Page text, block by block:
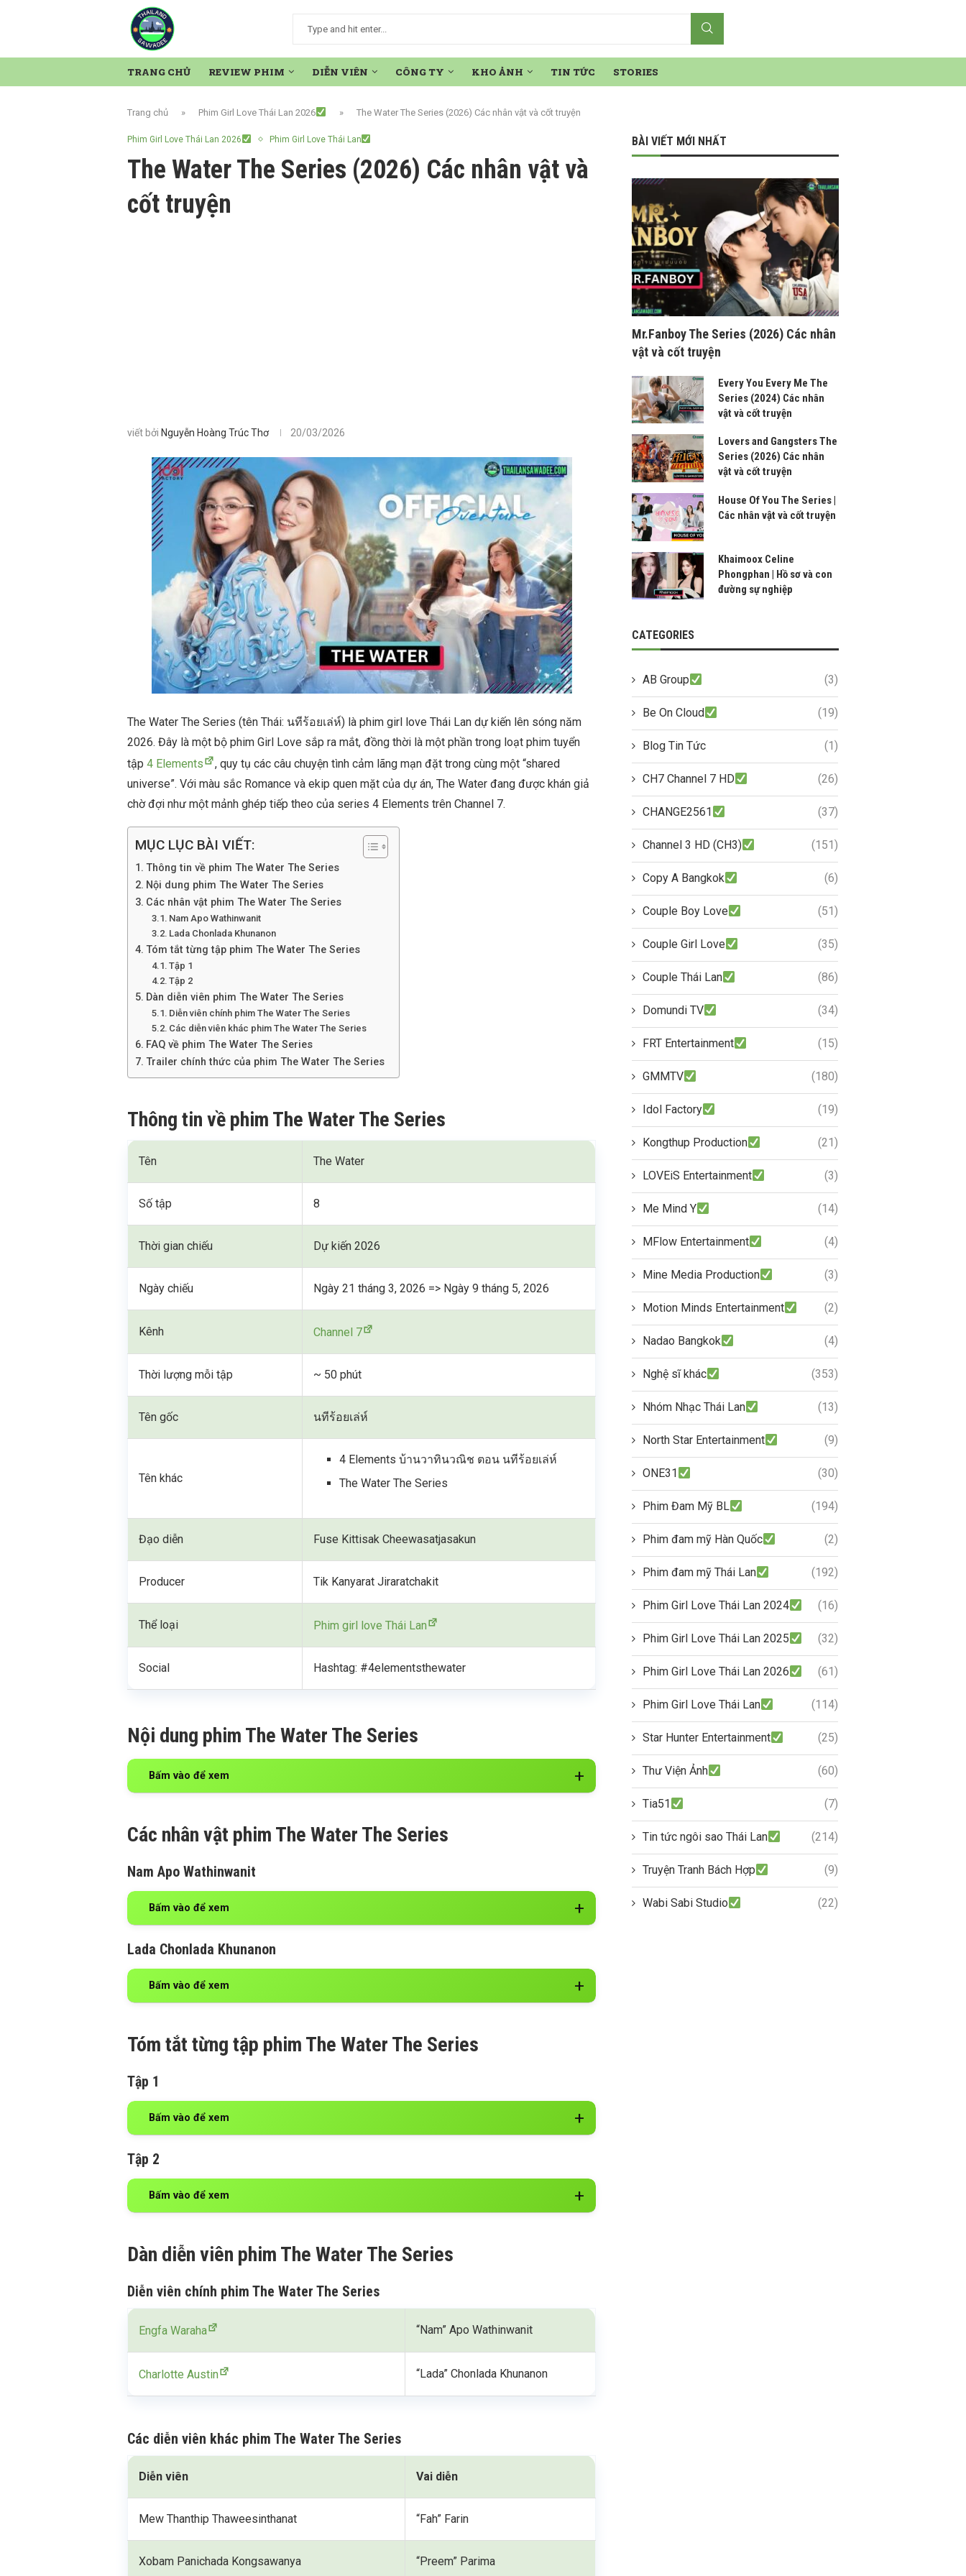
TRANG CHỦ REVIEW PHIM DIỄN VIÊN CÔNG TY KHO ẢNH TIN TỨC STORIES
Trang chủ » Phim Girl Love Thái Lan 2026 » The Water The Series (2026) Các nhân vật và cốt truyện
Phim Girl Love Thái Lan 2026 Phim Girl Love Thái Lan
The Water The Series (2026) Các nhân vật và
cốt truyện
viết bởi Nguyễn Hoàng Trúc Thơ 20/03/2026
The Water The Series (tên Thái: นทีร้อยเล่ห์) là phim girl love Thái Lan dự kiến lên sóng năm
2026. Đây là một bộ phim Girl Love sắp ra mắt, đồng thời là một phần trong loạt phim tuyển
tập 4 Elements
, quy tụ các câu chuyện tình cảm lãng mạn đặt trong cùng một “shared
universe”. Với màu sắc Romance và ekip quen mặt của dự án, The Water đang được khán giả
chờ đợi như một mảnh ghép tiếp theo của series 4 Elements trên Channel 7.
MỤC LỤC BÀI VIẾT:
Thông tin về phim The Water The Series
Nội dung phim The Water The Series
Các nhân vật phim The Water The Series
Nam Apo Wathinwanit
Lada Chonlada Khunanon
Tóm tắt từng tập phim The Water The Series
Tập 1
Tập 2
Dàn diễn viên phim The Water The Series
Diễn viên chính phim The Water The Series
Các diễn viên khác phim The Water The Series
FAQ về phim The Water The Series
Trailer chính thức của phim The Water The Series
Thông tin về phim The Water The Series
Tên The Water
Số tập 8
Thời gian chiếu Dự kiến 2026
Ngày chiếu Ngày 21 tháng 3, 2026 => Ngày 9 tháng 5, 2026
Kênh Channel 7
Thời lượng mỗi tập ~ 50 phút
Tên gốc นทีร้อยเล่ห์
Tên khác
4 Elements บ้านวาทินวณิช ตอน นทีร้อยเล่ห์
The Water The Series
Đạo diễn Fuse Kittisak Cheewasatjasakun
Producer Tik Kanyarat Jiraratchakit
Thể loại Phim girl love Thái Lan
Social Hashtag: #4elementsthewater
Nội dung phim The Water The Series
Bấm vào để xem
Các nhân vật phim The Water The Series
Nam Apo Wathinwanit
Bấm vào để xem
Lada Chonlada Khunanon
Bấm vào để xem
Tóm tắt từng tập phim The Water The Series
Tập 1
Bấm vào để xem
Tập 2
Bấm vào để xem
Dàn diễn viên phim The Water The Series
Diễn viên chính phim The Water The Series
Engfa Waraha “Nam” Apo Wathinwanit
Charlotte Austin “Lada” Chonlada Khunanon
Các diễn viên khác phim The Water The Series
Diễn viên Vai diễn
Mew Thanthip Thaweesinthanat “Fah” Farin
Xobam Panichada Kongsawanya “Preem” Parima
BÀI VIẾT MỚI NHẤT
Mr.Fanboy The Series (2026) Các nhân
vật và cốt truyện
Every You Every Me The
Series (2024) Các nhân
vật và cốt truyện
Lovers and Gangsters The
Series (2026) Các nhân
vật và cốt truyện
House Of You The Series |
Các nhân vật và cốt truyện
Khaimoox Celine
Phongphan | Hồ sơ và con
đường sự nghiệp
CATEGORIES
AB Group (3)
Be On Cloud (19)
Blog Tin Tức (1)
CH7 Channel 7 HD (26)
CHANGE2561 (37)
Channel 3 HD (CH3) (151)
Copy A Bangkok (6)
Couple Boy Love (51)
Couple Girl Love (35)
Couple Thái Lan (86)
Domundi TV (34)
FRT Entertainment (15)
GMMTV (180)
Idol Factory (19)
Kongthup Production (21)
LOVEiS Entertainment (3)
Me Mind Y (14)
MFlow Entertainment (4)
Mine Media Production (3)
Motion Minds Entertainment (2)
Nadao Bangkok (4)
Nghệ sĩ khác (353)
Nhóm Nhạc Thái Lan (13)
North Star Entertainment (9)
ONE31 (30)
Phim Đam Mỹ BL (194)
Phim đam mỹ Hàn Quốc (2)
Phim đam mỹ Thái Lan (192)
Phim Girl Love Thái Lan 2024 (16)
Phim Girl Love Thái Lan 2025 (32)
Phim Girl Love Thái Lan 2026 (61)
Phim Girl Love Thái Lan (114)
Star Hunter Entertainment (25)
Thư Viện Ảnh (60)
Tia51 (7)
Tin tức ngôi sao Thái Lan (214)
Truyện Tranh Bách Hợp (9)
Wabi Sabi Studio (22)